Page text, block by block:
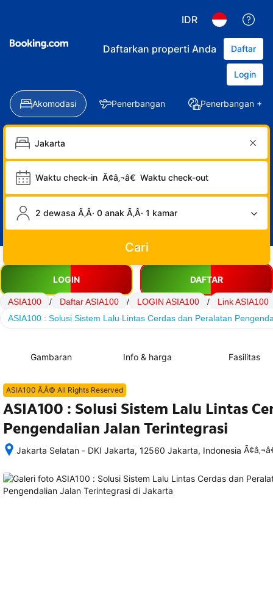
IDR
Daftarkan properti Anda Daftar
Login
Akomodasi Penerbangan Penerbangan +
Waktu check-in Ã¢â‚¬â€ Waktu check-out
2 dewasa Ã‚Â· 0 anak Ã‚Â· 1 kamar
Cari
LOGIN DAFTAR
ASIA100 / Daftar ASIA100 / LOGIN ASIA100 /
Link ASIA100
ASIA100 : Solusi Sistem Lalu Lintas Cerdas dan Peralatan
Gambaran Info & harga Fasilitas
ASIA100 Ã‚Â© All Rights Reserved
ASIA100 : Solusi Sistem Lalu Lintas
Pengendalian Jalan Terintegrasi
Jakarta Selatan - DKI Jakarta, 12560 Jakarta, Indonesia
memesan,
semua
rincian